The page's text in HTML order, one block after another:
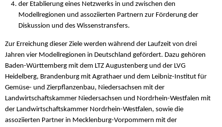
der Etablierung eines Netzwerks in und zwischen den
Modellregionen und assoziierten Partnern zur Förderung der
Diskussion und des Wissenstransfers.
Zur Erreichung dieser Ziele werden während der Laufzeit von drei
Jahren vier Modellregionen in Deutschland gefördert. Dazu gehören
Baden-Württemberg mit dem LTZ Augustenberg und der LVG
Heidelberg, Brandenburg mit Agrathaer und dem Leibniz-Institut für
Gemüse- und Zierpflanzenbau, Niedersachsen mit der
Landwirtschaftskammer Niedersachsen und Nordrhein-Westfalen mit
der Landwirtschaftskammer Nordrhein-Westfalen, sowie die
assoziierten Partner in Mecklenburg-Vorpommern mit der